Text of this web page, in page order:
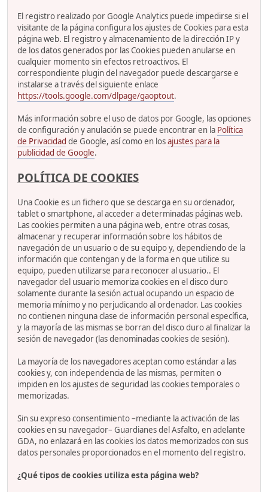
El registro realizado por Google Analytics puede impedirse si el
visitante de la página configura los ajustes de Cookies para esta
página web. El registro y almacenamiento de la dirección IP y
de los datos generados por las Cookies pueden anularse en
cualquier momento sin efectos retroactivos. El
correspondiente plugin del navegador puede descargarse e
instalarse a través del siguiente enlace
https://tools.google.com/dlpage/gaoptout.
Más información sobre el uso de datos por Google, las opciones
de configuración y anulación se puede encontrar en la Política
de Privacidad de Google, así como en losajustes para la
publicidad de Google.
POLÍTICA DE COOKIES
Una Cookie es un fichero que se descarga en su ordenador,
tablet o smartphone, al acceder a determinadas páginas web.
Las cookies permiten a una página web, entre otras cosas,
almacenar y recuperar información sobre los hábitos de
navegación de un usuario o de su equipo y, dependiendo de la
información que contengan y de la forma en que utilice su
equipo, pueden utilizarse para reconocer al usuario.. El
navegador del usuario memoriza cookies en el disco duro
solamente durante la sesión actual ocupando un espacio de
memoria mínimo y no perjudicando al ordenador. Las cookies
no contienen ninguna clase de información personal específica,
y la mayoría de las mismas se borran del disco duro al finalizar la
sesión de navegador (las denominadas cookies de sesión).
La mayoría de los navegadores aceptan como estándar a las
cookies y, con independencia de las mismas, permiten o
impiden en los ajustes de seguridad las cookies temporales o
memorizadas.
Sin su expreso consentimiento –mediante la activación de las
cookies en su navegador– Guardianes del Asfalto, en adelante
GDA, no enlazará en las cookies los datos memorizados con sus
datos personales proporcionados en el momento del registro.
¿Qué tipos de cookies utiliza esta página web?